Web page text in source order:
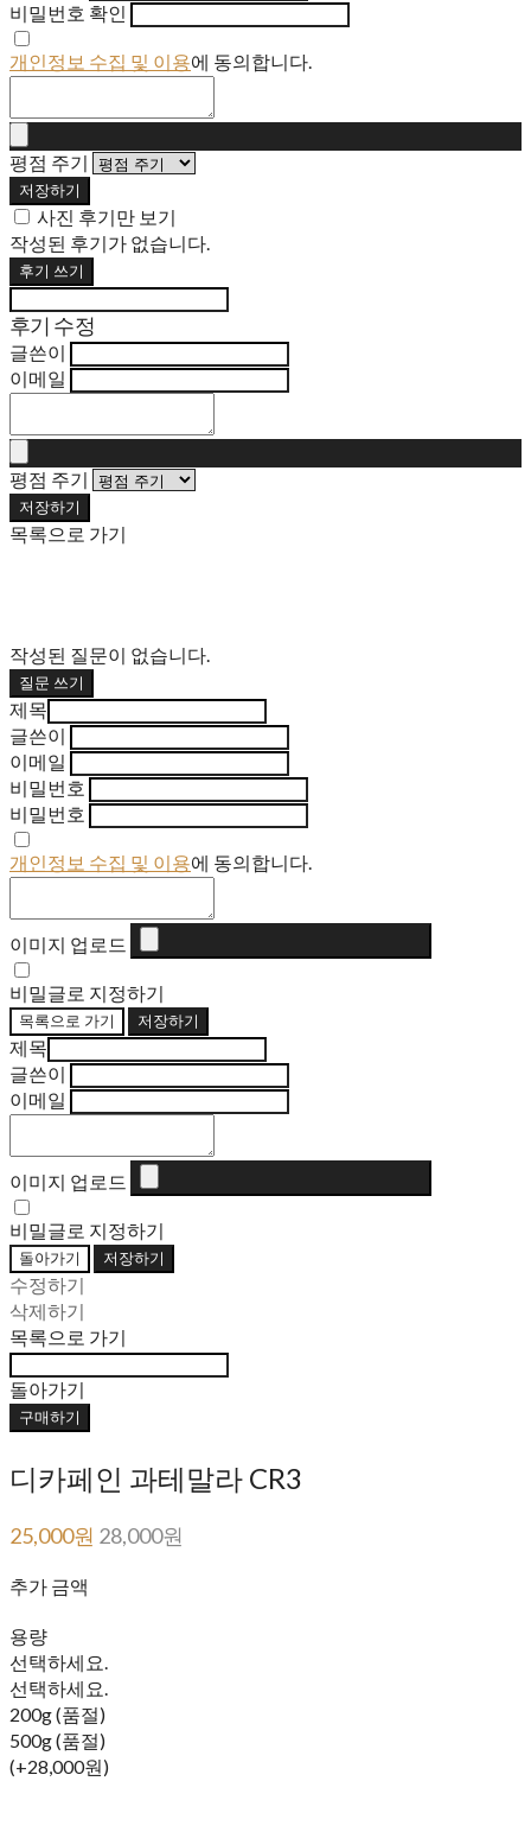
비밀번호 확인
개인정보 수집 및 이용에 동의합니다.
평점 주기
저장하기
사진 후기만 보기
작성된 후기가 없습니다.
후기 쓰기
후기 수정
글쓴이
이메일
평점 주기
저장하기
목록으로 가기
작성된 질문이 없습니다.
질문 쓰기
제목
글쓴이
이메일
비밀번호
비밀번호
개인정보 수집 및 이용에 동의합니다.
이미지 업로드
비밀글로 지정하기
목록으로 가기 저장하기
제목
글쓴이
이메일
이미지 업로드
비밀글로 지정하기
돌아가기 저장하기
수정하기
삭제하기
목록으로 가기
돌아가기
구매하기
디카페인 과테말라 CR3
25,000원 28,000원
추가 금액
용량
선택하세요.
선택하세요.
200g (품절)
500g (품절)
(+28,000원)